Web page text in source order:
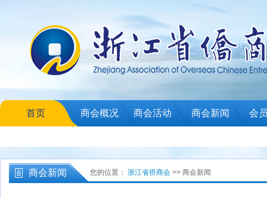
首页 商会概况 商会活动 商会新闻 会
商会新闻 您的位置： 浙江省侨商会 >> 商会新闻